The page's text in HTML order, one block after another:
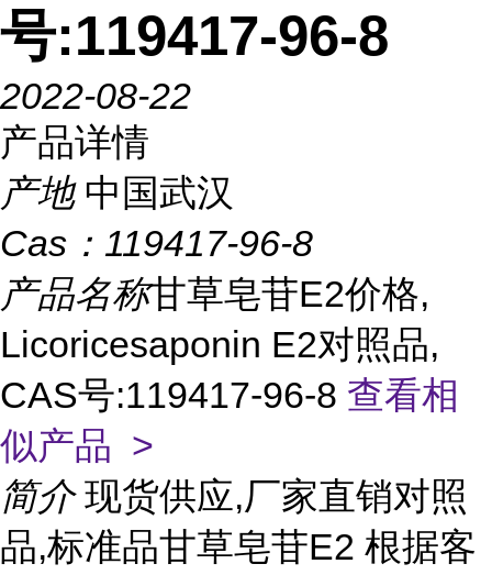
号:119417-96-8
2022-08-22
产品详情
产地 中国武汉
Cas： 119417-96-8
产品名称甘草皂苷E2价格,
Licoricesaponin E2对照品,
CAS号:119417-96-8 查看相
似产品 >
简介 现货供应,厂家直销对照
品,标准品甘草皂苷E2 根据客